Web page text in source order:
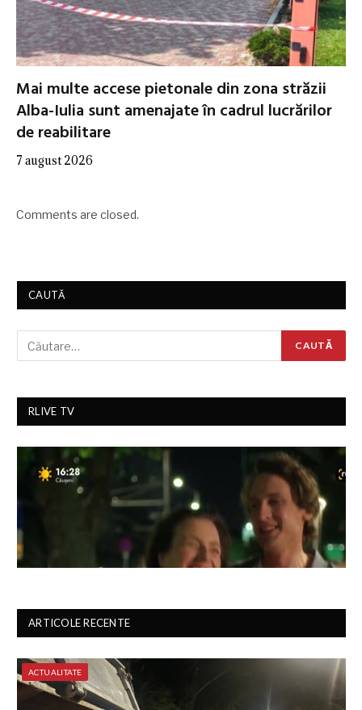
Mai multe accese pietonale din zona străzii
Alba-Iulia sunt amenajate în cadrul lucrărilor
de reabilitare
7 august 2026
Comments are closed.
CAUTĂ
RLIVE TV
ARTICOLE RECENTE
ACTUALITATE